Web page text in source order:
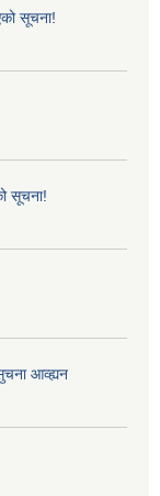
सूचना!
सूचना!
आव्ह्यन